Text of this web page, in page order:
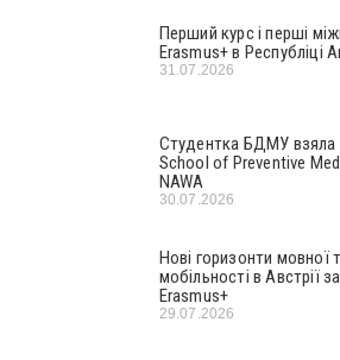
Перший курс і перші
Erasmus+ в Республіці
31.07.2026
Студентка БДМУ взяла
School of Preventive
NAWA
30.07.2026
Нові горизонти мовної
мобільності в Австрії
Erasmus+
29.07.2026